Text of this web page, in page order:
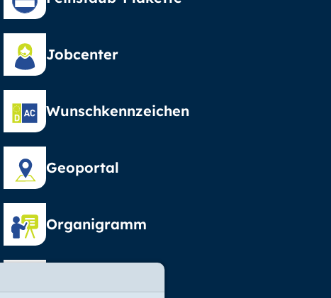
Jobcenter
Wunschkennzeichen
Geoportal
Organigramm